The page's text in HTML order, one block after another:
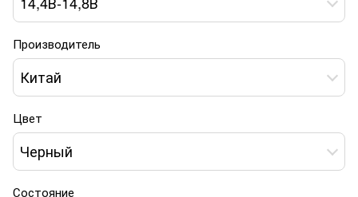
Производитель
Китай
Цвет
Черный
Состояние